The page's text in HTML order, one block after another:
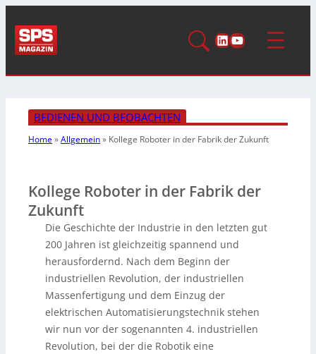
LinkedIn
YouTube
BEDIENEN UND BEOBACHTEN
Home»Allgemein» Kollege Roboter in der Fabrikder Zukunft
Kollege Roboter in der Fabrik der
Zukunft
Die Geschichte der Industrie in den letzten gut
200 Jahren ist gleichzeitig spannend und
herausfordernd. Nach dem Beginn der
industriellen Revolution, der industriellen
Massenfertigung und dem Einzug der
elektrischen Automatisierungstechnik stehen
wir nun vor der sogenannten 4. industriellen
Revolution, bei der die Robotik eine